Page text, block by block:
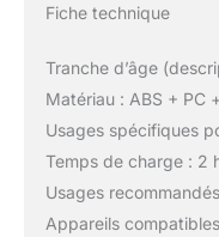
Fiche technique
Tranche d’âge
Matériau : ABS + PC
Usages spécifiques
Temps de charge : 2
Usages
Appareils